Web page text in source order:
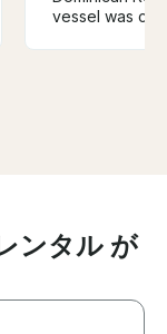
vessel was
ンタル が